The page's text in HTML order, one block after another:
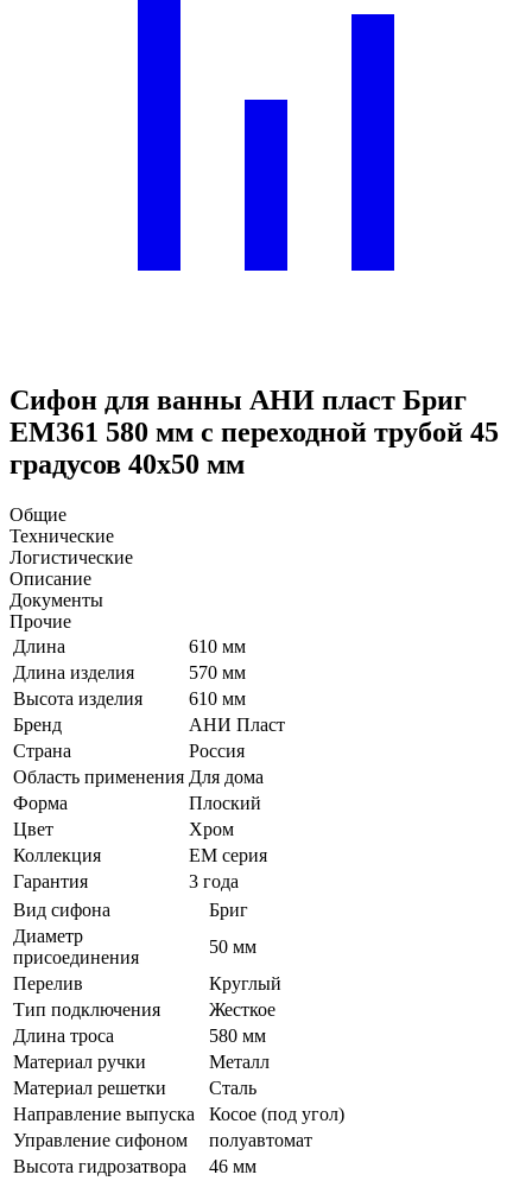
Сифон для ванны АНИ пласт Бриг
EM361 580 мм с переходной трубой 45
градусов 40х50 мм
Общие
Технические
Логистические
Описание
Документы
Прочие
Длина
610 мм
Длина изделия
570 мм
Высота изделия
610 мм
Бренд
АНИ Пласт
Страна
Россия
Область применения Для дома
Форма
Плоский
Цвет
Хром
Коллекция
EM серия
Гарантия
3 года
Вид сифона
Бриг
Диаметр
присоединения
50 мм
Перелив
Круглый
Тип подключения
Жесткое
Длина троса
580 мм
Материал ручки
Металл
Материал решетки
Сталь
Направление выпуска
Косое (под угол)
Управление сифоном
полуавтомат
Высота гидрозатвора
46 мм